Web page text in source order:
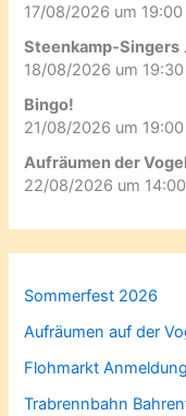
17/08/2026 um
Steenkamp-Singers
18/08/2026 um
Bingo!
21/08/2026 um
Aufräumen der
22/08/2026 um
Sommerfest 2026
Aufräumen auf der
Flohmarkt
Trabrennbahn